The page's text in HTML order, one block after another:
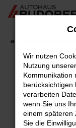
Zum
Fehler:
Beim Laden
Hier sind ein
Wir nutzen
Nutzung
Kommunikation
berücksichtigen
verarbeiten
wenn Sie uns
einem späteren
Sie die